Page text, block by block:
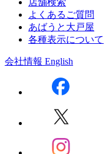
店舗検索
よくあるご質問
あばうと大戸屋
各種表示について
会社情報 English